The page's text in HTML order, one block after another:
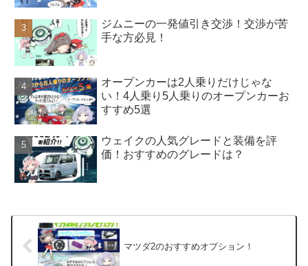
ジムニーの一発値引き交渉！交渉が苦
手な方必見！
オープンカーは2人乗りだけじゃな
い！4人乗り5人乗りのオープンカーお
すすめ5選
ウェイクの人気グレードと装備を評
価！おすすめのグレードは？
マツダ2のおすすめオプション！